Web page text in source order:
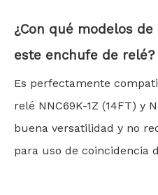
¿Con qué modelos
este enchufe de relé?
Es perfectamente
relé NNC69K-1Z (14FT) y
buena versatilidad y no
para uso de coincidencia